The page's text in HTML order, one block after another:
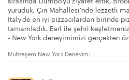
yürüdük, Çin Mahallesi'nde lezzetli
Italy'de en iyi pizzacılardan birinde
tamamladık. Earl ile şehri
- New York deneyimimizi gerçekten
Muhteşem New York Deneyimi